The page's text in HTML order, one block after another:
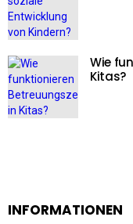
Wie
Kitas?
INFORMATIONEN